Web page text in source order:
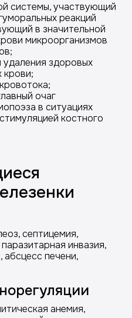
системы, участвующий
реакций
в значительной
микроорганизмов
здоровых
крови;
очаг
в ситуациях
костного
септицемия,
инвазия,
печени,
анемия,